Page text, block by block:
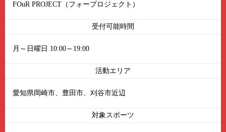
FOuR PROJECT（フォープロジェクト）
受付可能時間
月～日曜日 10:00～19:00
活動エリア
愛知県岡崎市、豊田市、刈谷市近辺
対象スポーツ